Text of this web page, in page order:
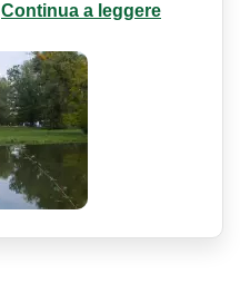
Continua a leggere